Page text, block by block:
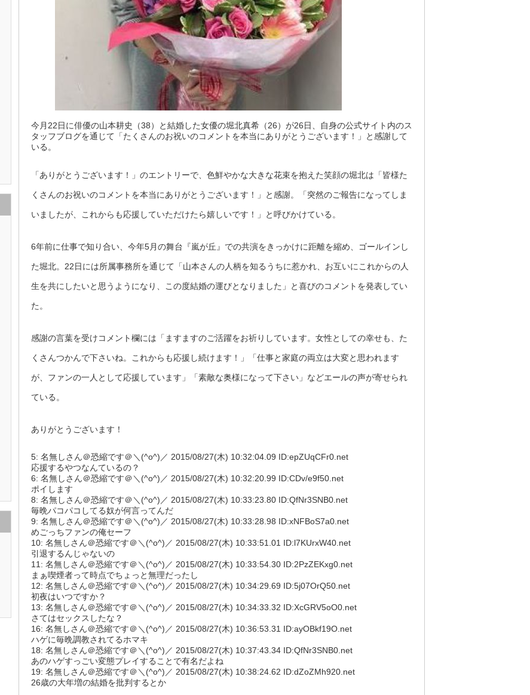
今月22日に俳優の山本耕史（38）と結婚した女優の堀北真希（26）が26日、自身の公式サイト内のス
タッフブログを通じて「たくさんのお祝いのコメントを本当にありがとうございます！」と感謝して
いる。
「ありがとうございます！」のエントリーで、色鮮やかな大きな花束を抱えた笑顔の堀北は「皆様た
くさんのお祝いのコメントを本当にありがとうございます！」と感謝。「突然のご報告になってしま
いましたが、これからも応援していただけたら嬉しいです！」と呼びかけている。
6年前に仕事で知り合い、今年5月の舞台『嵐が丘』での共演をきっかけに距離を縮め、ゴールインし
た堀北。22日には所属事務所を通じて「山本さんの人柄を知るうちに惹かれ、お互いにこれからの人
生を共にしたいと思うようになり、この度結婚の運びとなりました」と喜びのコメントを発表してい
た。
感謝の言葉を受けコメント欄には「ますますのご活躍をお祈りしています。女性としての幸せも、た
くさんつかんで下さいね。これからも応援し続けます！」「仕事と家庭の両立は大変と思われます
が、ファンの一人として応援しています」「素敵な奥様になって下さい」などエールの声が寄せられ
ている。
ありがとうございます！
5: 名無しさん＠恐縮です＠＼(^o^)／ 2015/08/27(木) 10:32:04.09 ID:epZUqCFr0.net
応援するやつなんているの？
6: 名無しさん＠恐縮です＠＼(^o^)／ 2015/08/27(木) 10:32:20.99 ID:CDv/e9f50.net
ポイします
8: 名無しさん＠恐縮です＠＼(^o^)／ 2015/08/27(木) 10:33:23.80 ID:QfNr3SNB0.net
毎晩パコパコしてる奴が何言ってんだ
9: 名無しさん＠恐縮です＠＼(^o^)／ 2015/08/27(木) 10:33:28.98 ID:xNFBoS7a0.net
めごっちファンの俺セーフ
10: 名無しさん＠恐縮です＠＼(^o^)／ 2015/08/27(木) 10:33:51.01 ID:l7KUrxW40.net
引退するんじゃないの
11: 名無しさん＠恐縮です＠＼(^o^)／ 2015/08/27(木) 10:33:54.30 ID:2PzZEKxg0.net
まぁ喫煙者って時点でちょっと無理だったし
12: 名無しさん＠恐縮です＠＼(^o^)／ 2015/08/27(木) 10:34:29.69 ID:5j07OrQ50.net
初夜はいつですか？
13: 名無しさん＠恐縮です＠＼(^o^)／ 2015/08/27(木) 10:34:33.32 ID:XcGRV5oO0.net
さてはセックスしたな？
16: 名無しさん＠恐縮です＠＼(^o^)／ 2015/08/27(木) 10:36:53.31 ID:ayOBkf19O.net
ハゲに毎晩調教されてるホマキ
18: 名無しさん＠恐縮です＠＼(^o^)／ 2015/08/27(木) 10:37:43.34 ID:QfNr3SNB0.net
あのハゲすっごい変態プレイすることで有名だよね
19: 名無しさん＠恐縮です＠＼(^o^)／ 2015/08/27(木) 10:38:24.62 ID:dZoZMh920.net
26歳の大年増の結婚を批判するとか